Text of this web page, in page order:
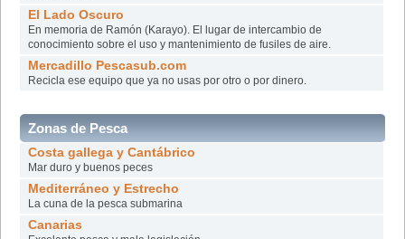
El Lado Oscuro
En memoria de Ramón (Karayo). El lugar de intercambio de
conocimiento sobre el uso y mantenimiento de fusiles de aire.
Mercadillo Pescasub.com
Recicla ese equipo que ya no usas por otro o por dinero.
Zonas de Pesca
Costa gallega y Cantábrico
Mar duro y buenos peces
Mediterráneo y Estrecho
La cuna de la pesca submarina
Canarias